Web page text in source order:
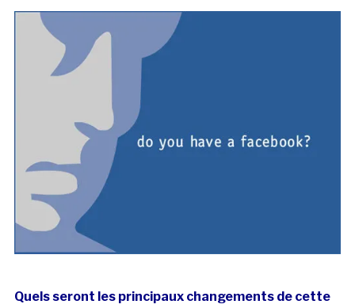
Quels seront les principaux changements de cette